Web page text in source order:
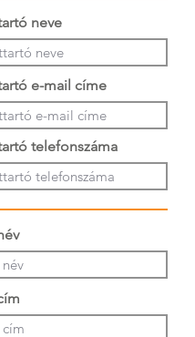
neve
e-mail címe
telefonszáma